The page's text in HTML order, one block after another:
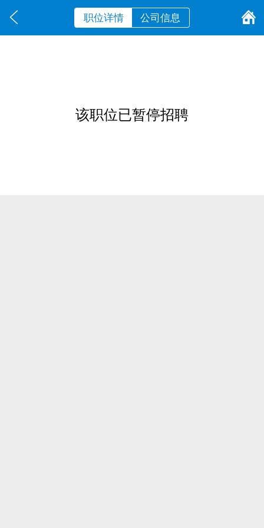
职位详情 公司信息
该职位已暂停招聘